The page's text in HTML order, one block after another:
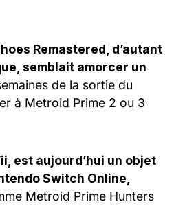
Remastered, d’autant
semblait amorcer un
de la sortie du
à Metroid Prime 2 ou 3
est aujourd’hui un objet
Switch Online,
Metroid Prime Hunters